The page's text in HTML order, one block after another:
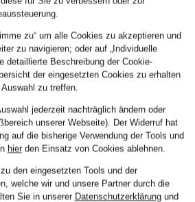
zu“ um alle Cookies zu akzeptieren und
zu navigieren; oder auf „Individuelle
detaillierte Beschreibung der Cookie-
der eingesetzten Cookies zu erhalten
zu treffen.
jederzeit nachträglich ändern oder
unserer Webseite). Der Widerruf hat
auf die bisherige Verwendung der Tools und
hierden Einsatz von Cookies ablehnen.
den eingesetzten Tools und der
welche wir und unsere Partner durch die
Sie in unserer Datenschutzerklärungund